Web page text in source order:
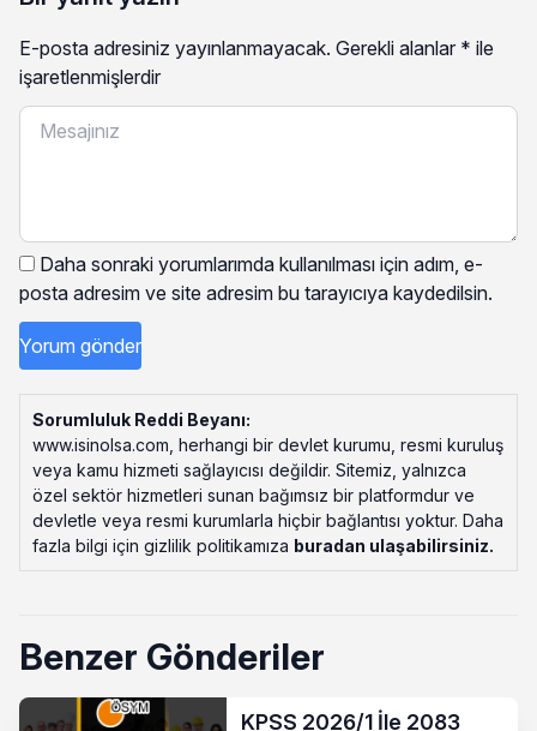
E-posta adresiniz yayınlanmayacak. Gerekli alanlar * ile
işaretlenmişlerdir
Daha sonraki yorumlarımda kullanılması için adım, e-
posta adresim ve site adresim bu tarayıcıya kaydedilsin.
Sorumluluk Reddi Beyanı:
www.isinolsa.com, herhangi bir devlet kurumu, resmi kuruluş
veya kamu hizmeti sağlayıcısı değildir. Sitemiz, yalnızca
özel sektör hizmetleri sunan bağımsız bir platformdur ve
devletle veya resmi kurumlarla hiçbir bağlantısı yoktur. Daha
fazla bilgi için gizlilik politikamıza buradan ulaşabilirsiniz.
Benzer Gönderiler
KPSS 2026/1 İle 2083